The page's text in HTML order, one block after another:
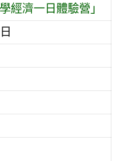
經濟一日體驗營」